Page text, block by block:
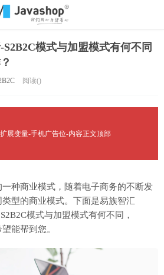
S2B2C模式与加盟模式有何不同
阅读()
展变量-手机广告位-内容正文顶部
种商业模式，随着电子商务的不断发
类型的商业模式。下面是易族智汇
模式与加盟模式有何不同，
能帮到您。